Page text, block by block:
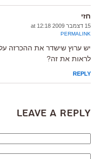
חזי
15 דצמבר 2009 at 12:18
PERMALINK
יש ערוץ שישדר את ההכרזה
לראות את זה?
REPLY
Leave a Reply